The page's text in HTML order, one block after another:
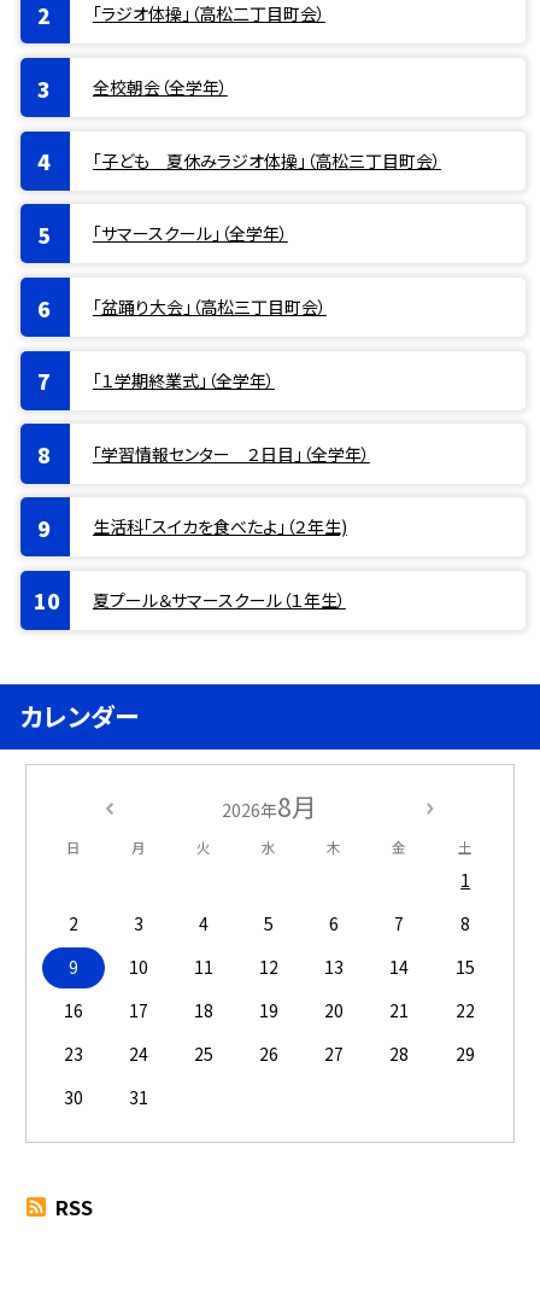
「ラジオ体操」（高松二丁目町会）
全校朝会（全学年）
「子ども 夏休みラジオ体操」（高松三丁目町会）
「サマースクール」（全学年）
「盆踊り大会」（高松三丁目町会）
「１学期終業式」（全学年）
「学習情報センター ２日目」（全学年）
生活科「スイカを食べたよ」（２年生)
夏プール＆サマースクール（１年生）
カレンダー
2026年8月
日 月 火 水 木 金 土
1
2
3 4 5 6 7
8
9
10 11 12 13 14
15
16
17 18 19 20 21
22
23
24 25 26 27 28
29
30
31
RSS